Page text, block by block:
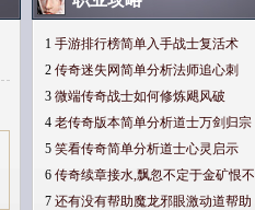
1 手游排行榜简单入手战士复活术
2 传奇迷失网简单分析法师追心刺
3 微端传奇战士如何修炼飓风破
4 老传奇版本简单分析道士万剑归宗
5 笑看传奇简单分析道士心灵启示
6 传奇续章接水,飘忽不定于金矿恨不
7 还有没有帮助魔龙邪眼激动道帮助